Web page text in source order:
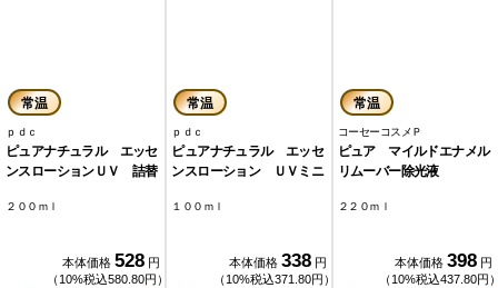
常温
ｐｄｃ
ピュアナチュラル エッセ
ンスローションＵＶ 詰替
２００ｍｌ
本体価格 528 円
（10%税込580.80円）
常温
ｐｄｃ
ピュアナチュラル エッセ
ンスローション ＵＶミニ
１００ｍｌ
本体価格 338 円
（10%税込371.80円）
常温
コーセーコスメＰ
ピュア マイルドエナメル
リムーバー除光液
２２０ｍｌ
本体価格 398 円
（10%税込437.80円